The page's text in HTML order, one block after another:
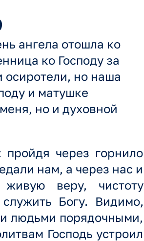
ангела отошла ко
ко Господу за
осиротели, но наша
и матушке
но и духовной
через горнило
нам, а через нас и
веру, чистоту
Богу. Видимо,
людьми порядочными,
Господь устроил